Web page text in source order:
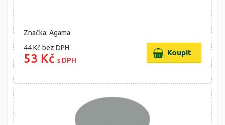
Značka: Agama
44 Kč bez DPH
53 Kč s DPH